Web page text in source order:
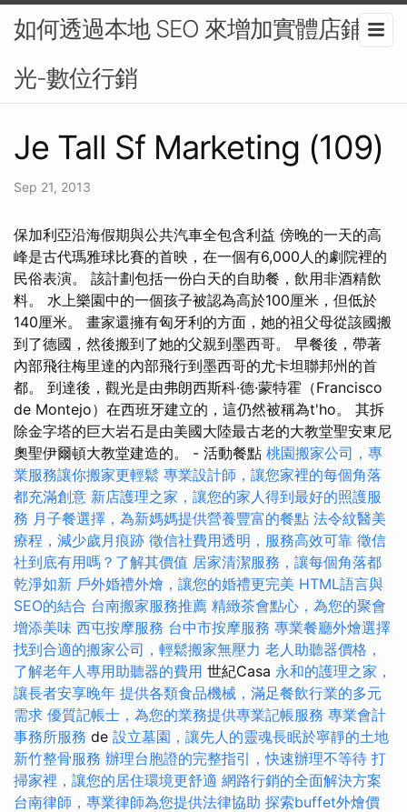
如何透過本地 SEO 來增加實體店鋪曝
光-數位行銷
Je Tall Sf Marketing (109)
Sep 21, 2013
保加利亞沿海假期與公共汽車全包含利益 傍晚的一天的高
峰是古代瑪雅球比賽的首映，在一個有6,000人的劇院裡的
民俗表演。 該計劃包括一份白天的自助餐，飲用非酒精飲
料。 水上樂園中的一個孩子被認為高於100厘米，但低於
140厘米。 畫家還擁有匈牙利的方面，她的祖父母從該國搬
到了德國，然後搬到了她的父親到墨西哥。 早餐後，帶著
內部飛往梅里達的內部飛行到墨西哥的尤卡坦聯邦州的首
都。 到達後，觀光是由弗朗西斯科·德·蒙特霍（Francisco
de Montejo）在西班牙建立的，這仍然被稱為t'ho。 其拆
除金字塔的巨大岩石是由美國大陸最古老的大教堂聖安東尼
奧聖伊爾頓大教堂建造的​​。 - 活動餐點 桃園搬家公司，專
業服務讓你搬家更輕鬆 專業設計師，讓您家裡的每個角落
都充滿創意 新店護理之家，讓您的家人得到最好的照護服
務 月子餐選擇，為新媽媽提供營養豐富的餐點 法令紋醫美
療程，減少歲月痕跡 徵信社費用透明，服務高效可靠 徵信
社到底有用嗎？了解其價值 居家清潔服務，讓每個角落都
乾淨如新 戶外婚禮外燴，讓您的婚禮更完美 HTML語言與
SEO的結合 台南搬家服務推薦 精緻茶會點心，為您的聚會
增添美味 西屯按摩服務 台中市按摩服務 專業餐廳外燴選擇
找到合適的搬家公司，輕鬆搬家無壓力 老人助聽器價格，
了解老年人專用助聽器的費用 世紀Casa 永和的護理之家，
讓長者安享晚年 提供各類食品機械，滿足餐飲行業的多元
需求 優質記帳士，為您的業務提供專業記帳服務 專業會計
事務所服務 de 設立墓園，讓先人的靈魂長眠於寧靜的土地
新竹整骨服務 辦理台胞證的完整指引，快速辦理不等待 打
掃家裡，讓您的居住環境更舒適 網路行銷的全面解決方案
台南律師，專業律師為您提供法律協助 探索buffet外燴價